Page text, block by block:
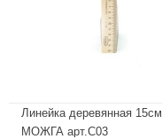
Линейка деревянная 15см
МОЖГА арт.С03